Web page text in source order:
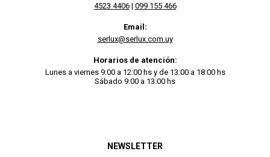
NEWSLETTER
4523 4406| 099 155 466
Email:
serlux@serlux.com.uy
Horarios de atención:
Lunes a viernes 9:00 a 12:00 hs y de 13:00 a 18:00 hs
Sábado 9:00 a 13:00 hs